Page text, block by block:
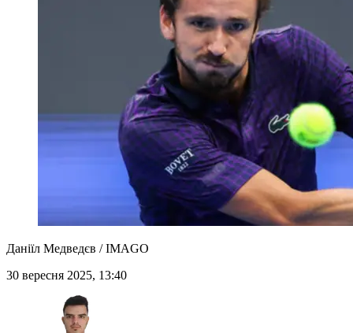
Даніїл Медведєв / IMAGO
30 вересня 2025, 13:40